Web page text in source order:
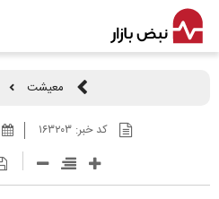
معیشت
کد خبر: ۱۶۳۲۰۳